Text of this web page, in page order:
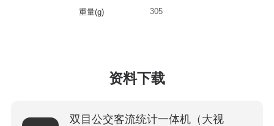
重量(g) 305
资料下载
双目公交客流统计一体机（大视